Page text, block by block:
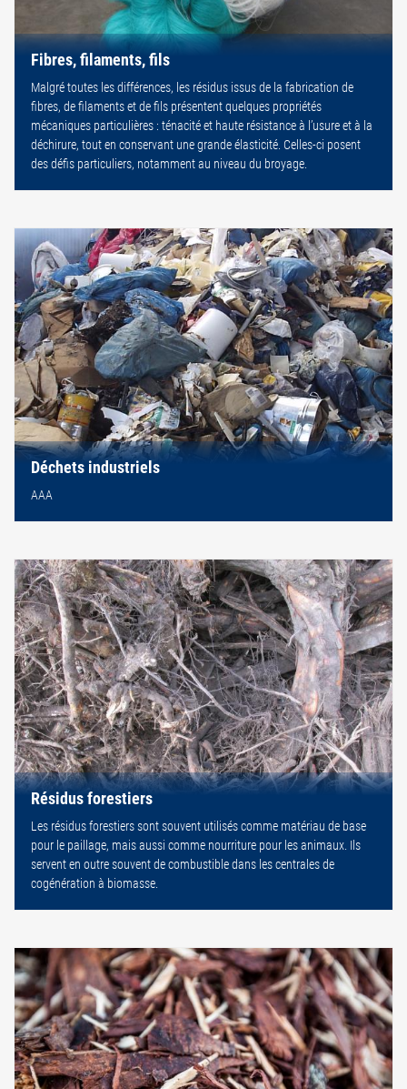
Fibres, filaments, fils
Malgré toutes les différences, les résidus issus de la fabrication de
fibres, de filaments et de fils présentent quelques propriétés
mécaniques particulières : ténacité et haute résistance à l’usure et à la
déchirure, tout en conservant une grande élasticité. Celles-ci posent
des défis particuliers, notamment au niveau du broyage.
Déchets industriels
AAA
Résidus forestiers
Les résidus forestiers sont souvent utilisés comme matériau de base
pour le paillage, mais aussi comme nourriture pour les animaux. Ils
servent en outre souvent de combustible dans les centrales de
cogénération à biomasse.